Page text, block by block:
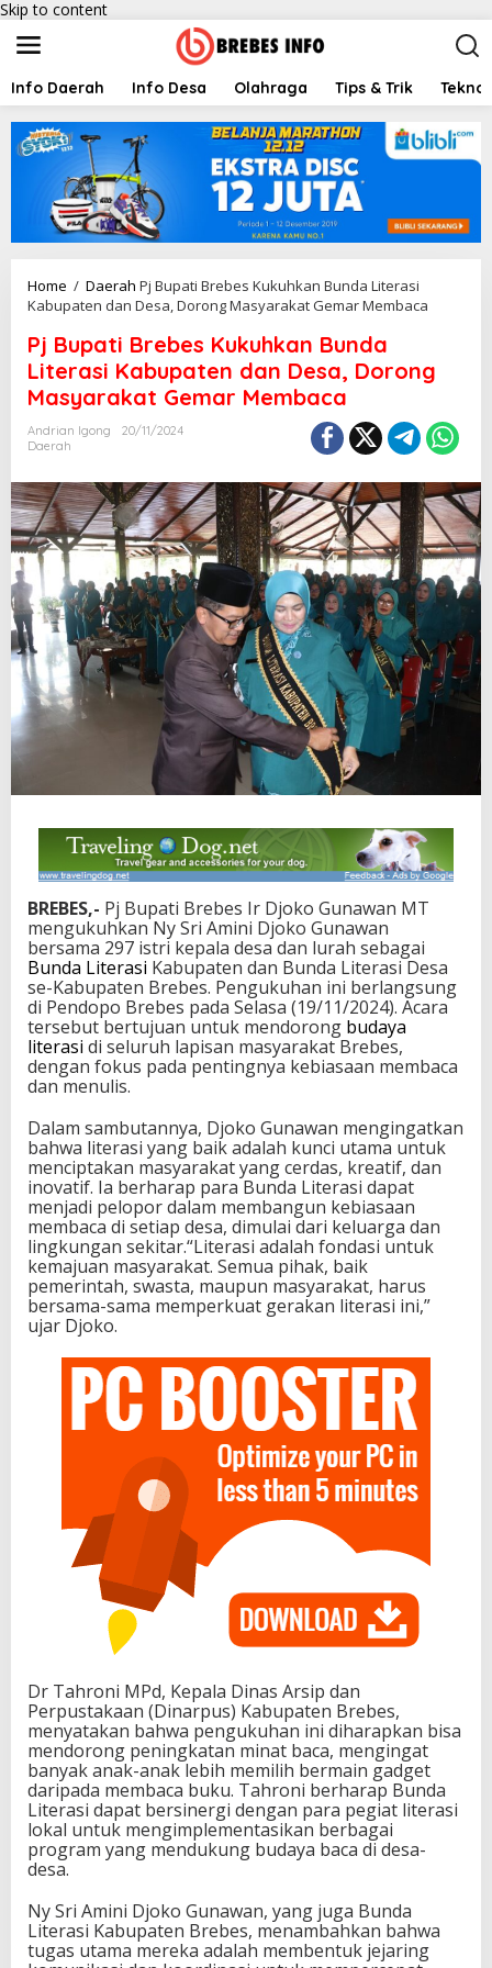
Skip to content
Info Daerah Info Desa Olahraga Tips & Trik
Home / Daerah Pj Bupati Brebes Kukuhkan Bunda Literasi
Kabupaten dan Desa, Dorong Masyarakat Gemar Membaca
Pj Bupati Brebes Kukuhkan Bunda
Literasi Kabupaten dan Desa, Dorong
Masyarakat Gemar Membaca
Andrian Igong
20/11/2024
Daerah
BREBES,- Pj Bupati Brebes Ir Djoko Gunawan MT
mengukuhkan Ny Sri Amini Djoko Gunawan
bersama 297 istri kepala desa dan lurah sebagai
Bunda Literasi Kabupaten dan Bunda Literasi Desa
se-Kabupaten Brebes. Pengukuhan ini berlangsung
di Pendopo Brebes pada Selasa (19/11/2024). Acara
tersebut bertujuan untuk mendorong budaya
literasi di seluruh lapisan masyarakat Brebes,
dengan fokus pada pentingnya kebiasaan membaca
dan menulis.
Dalam sambutannya, Djoko Gunawan mengingatkan
bahwa literasi yang baik adalah kunci utama untuk
menciptakan masyarakat yang cerdas, kreatif, dan
inovatif. Ia berharap para Bunda Literasi dapat
menjadi pelopor dalam membangun kebiasaan
membaca di setiap desa, dimulai dari keluarga dan
lingkungan sekitar.“Literasi adalah fondasi untuk
kemajuan masyarakat. Semua pihak, baik
pemerintah, swasta, maupun masyarakat, harus
bersama-sama memperkuat gerakan literasi ini,”
ujar Djoko.
Dr Tahroni MPd, Kepala Dinas Arsip dan
Perpustakaan (Dinarpus) Kabupaten Brebes,
menyatakan bahwa pengukuhan ini diharapkan bisa
mendorong peningkatan minat baca, mengingat
banyak anak-anak lebih memilih bermain gadget
daripada membaca buku. Tahroni berharap Bunda
Literasi dapat bersinergi dengan para pegiat literasi
lokal untuk mengimplementasikan berbagai
program yang mendukung budaya baca di desa-
desa.
Ny Sri Amini Djoko Gunawan, yang juga Bunda
Literasi Kabupaten Brebes, menambahkan bahwa
tugas utama mereka adalah membentuk jejaring